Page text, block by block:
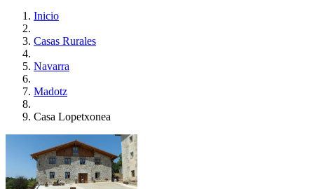
Inicio
Casas Rurales
Navarra
Madotz
Casa Lopetxonea